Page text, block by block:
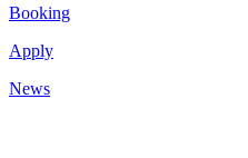
Booking
Apply
News